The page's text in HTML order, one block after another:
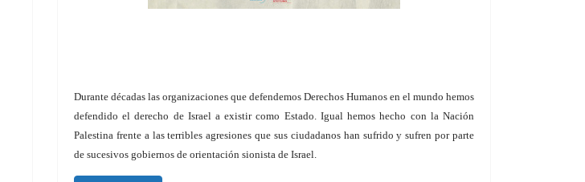
Durante décadas las organizaciones que defendemos Derechos Humanos en el mundo hemos
defendido el derecho de Israel a existir como Estado. Igual hemos hecho con la Nación
Palestina frente a las terribles agresiones que sus ciudadanos han sufrido y sufren por parte
de sucesivos gobiernos de orientación sionista de Israel.